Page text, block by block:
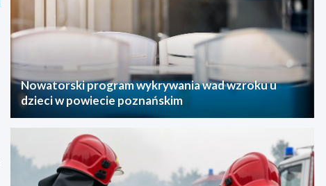
Nowatorski program wykrywania wad wzroku u
dzieci w powiecie poznańskim